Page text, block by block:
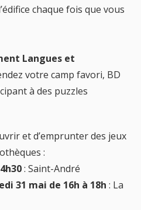
chaque fois que vous
Langues et
votre camp favori, BD
à des puzzles
et d’emprunter des jeux
:
: Saint-André
31 mai de 16h à 18h : La